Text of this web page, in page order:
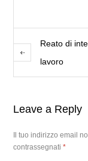
Reato di
lavoro
Leave a Reply
Il tuo indirizzo email
contrassegnati*